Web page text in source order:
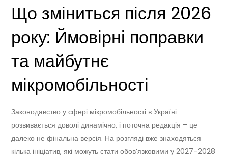
Що зміниться після 2026
року: Ймовірні поправки
та майбутнє
мікромобільності
Законодавство у сфері мікромобільності в Україні
розвивається доволі динамічно, і поточна редакція – це
далеко не фінальна версія. На розгляді вже знаходяться
кілька ініціатив, які можуть стати обов’язковими у 2027–2028